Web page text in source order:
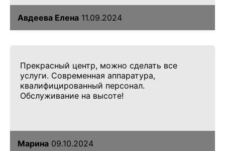
Авдеева Елена 11.09.2024
Прекрасный центр, можно сделать все
услуги. Современная аппаратура,
квалифицированный персонал.
Обслуживание на высоте!
Марина 09.10.2024